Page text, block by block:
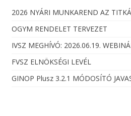
2026 NYÁRI MUNKAREND AZ
OGYM RENDELET TERVEZET
IVSZ MEGHÍVÓ: 2026.06.19.
FVSZ ELNÖKSÉGI LEVÉL
GINOP Plusz 3.2.1 MÓDOSÍTÓ